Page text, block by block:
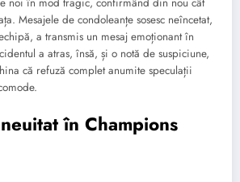
Mesajele de condoleanțe sosesc neîncetat,
a transmis un mesaj emoționant în
a atras, însă, și o notă de suspiciune,
că refuză complet anumite speculații
în Champions